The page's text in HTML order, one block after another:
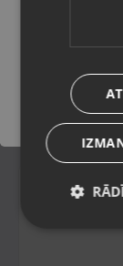
Stāvoklis
€